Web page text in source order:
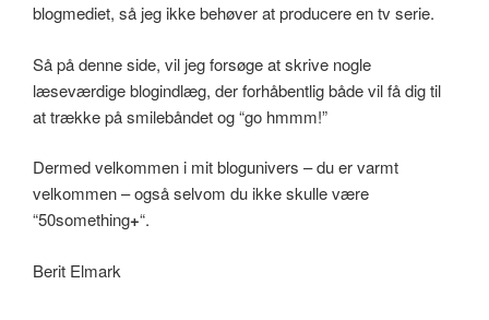
blogmediet, så jeg ikke behøver at producere en tv serie.
Så på denne side, vil jeg forsøge at skrive nogle
læseværdige blogindlæg, der forhåbentlig både vil få dig til
at trække på smilebåndet og “go hmmm!”
Dermed velkommen i mit blogunivers – du er varmt
velkommen – også selvom du ikke skulle være
“50something+“.
Berit Elmark